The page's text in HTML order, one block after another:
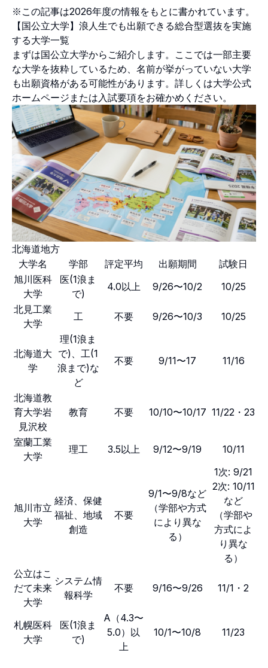
※この記事は2026年度の情報をもとに書かれています。
【国公立大学】浪人生でも出願できる総合型選抜を実施
する大学一覧
まずは国公立大学からご紹介します。ここでは一部主要
な大学を抜粋しているため、名前が挙がっていない大学
も出願資格がある可能性があります。詳しくは大学公式
ホームページまたは入試要項をお確かめください。
北海道地方
大学名
学部 評定平均 出願期間
試験日
旭川医科
大学
医(1浪ま
で)
4.0以上 9/26〜10/2
10/25
北見工業
大学
工 不要 9/26〜10/3 10/25
北海道大
学
理(1浪ま
で)、工(1
浪まで)な
ど
不要 9/11〜17 11/16
北海道教
育大学岩
見沢校
教育 不要 10/10〜10/17 11/22・23
室蘭工業
大学
理工 3.5以上 9/12〜9/19 10/11
旭川市立
大学
経済、保健
福祉、地域
創造
不要
9/1〜9/8など
（学部や方式
により異な
る）
1次: 9/21
2次: 10/11
など
（学部や
方式によ
り異な
る）
公立はこ
だて未来
大学
システム情
報科学
不要 9/16〜9/26 11/1・2
札幌医科
大学
医(1浪ま
で)
A（4.3〜
5.0）以
上
10/1〜10/8 11/23